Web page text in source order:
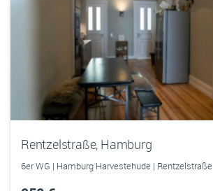
Rentzelstraße, Hamburg
6er WG | Hamburg Harvestehude | Rentzelstraße